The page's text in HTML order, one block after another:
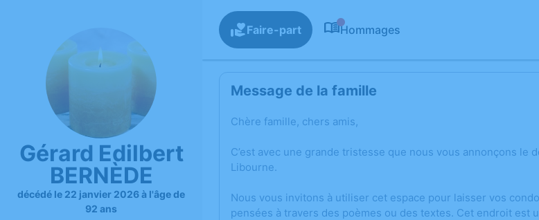
Gérard Edilbert
BERNÈDE
décédé le 22 janvier 2026 à l'âge de
92 ans
Faire-part Hommages
Message de la famille
Chère famille, chers amis,
C’est avec une grande tristesse que nous vous annonçons le
Libourne.
Nous vous invitons à utiliser cet espace pour laisser vos
pensées à travers des poèmes ou des textes. Cet endroit